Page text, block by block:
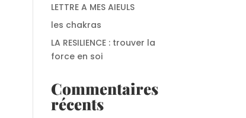
LETTRE A MES AIEULS
les chakras
LA RESILIENCE : trouver la
force en soi
Commentaires
récents